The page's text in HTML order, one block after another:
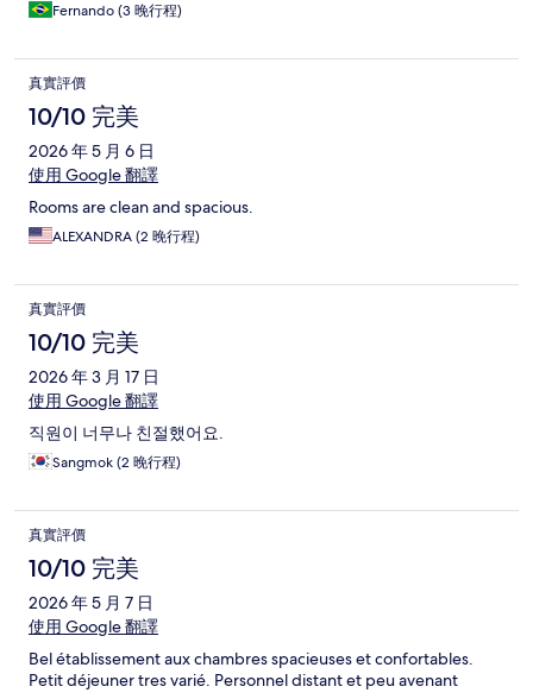
Fernando (3 晚行程)
真實評價
10/10 完美
2026 年 5 月 6 日
使用 Google 翻譯
Rooms are clean and spacious.
ALEXANDRA (2 晚行程)
真實評價
10/10 完美
2026 年 3 月 17 日
使用 Google 翻譯
직원이 너무나 친절했어요.
Sangmok (2 晚行程)
真實評價
10/10 完美
2026 年 5 月 7 日
使用 Google 翻譯
Bel établissement aux chambres spacieuses et confortables.
Petit déjeuner tres varié. Personnel distant et peu avenant